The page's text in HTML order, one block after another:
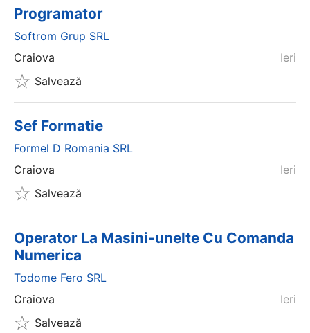
Programator
Softrom Grup SRL
Ieri
Craiova
Salvează
Sef Formatie
Formel D Romania SRL
Ieri
Craiova
Salvează
Operator La Masini-unelte Cu Comanda
Numerica
Todome Fero SRL
Ieri
Craiova
Salvează